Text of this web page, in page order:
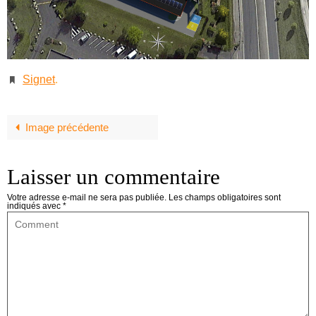
Signet.
Image précédente
Laisser un commentaire
Votre adresse e-mail ne sera pas publiée. Les champs obligatoires sont
indiqués avec *